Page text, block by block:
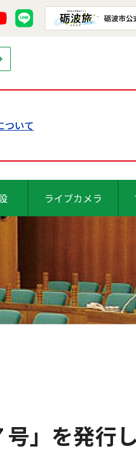
ついて
ライブカメラ
号」を発行